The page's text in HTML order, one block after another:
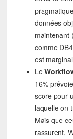
données
maintenant
comme
est
Le
16%
score pour
laquelle on
Mais que
rassurent,